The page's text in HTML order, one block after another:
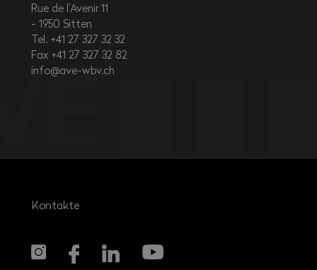
Rue de l’Avenir 11
1950 Sitten
Tel. +41 27 327 32 32
Fax +41 27 327 32 82
info@ave-wbv.ch
Kontakte